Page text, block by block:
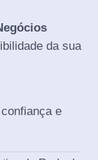
da sua
e